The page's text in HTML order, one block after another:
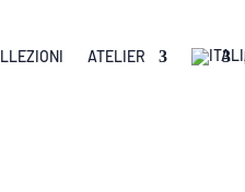
ATELIER